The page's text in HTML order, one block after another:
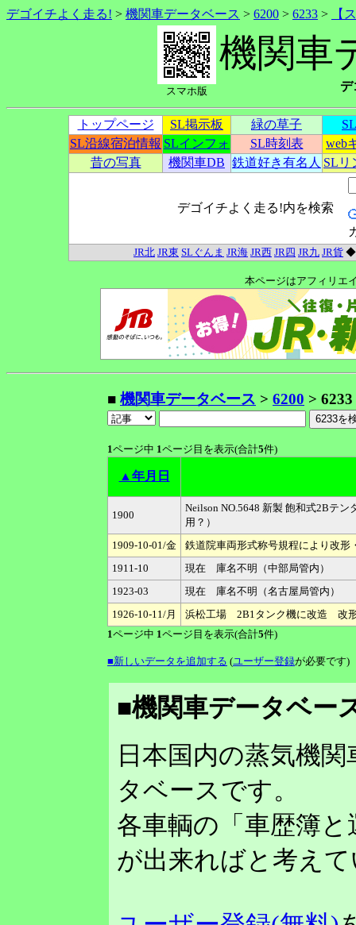
デゴイチよく走る! > 機関車データベース > 6200 > 6233 > 【
スマホ版
機関車
デ
トップページ SL掲示板 緑の草子
SL沿線宿泊情報 SLインフォ SL時刻表
web
昔の写真
機関車DB 鉄道好き有名人 SLリ
デゴイチよく走る!内を検索
JR北 JR東 SLぐんま JR海 JR西 JR四 JR九 JR貨
本ページはアフィリエ
■ 機関車データベース > 6200 > 6233
1ページ中 1ページ目を表示(合計5件)
▲年月日
1900
Neilson NO.5648 新製 飽和式2B
用？）
1909-10-01/金
鉄道院車両形式称号規程により
1911-10
現在 庫名不明（中部局管内）
1923-03
現在 庫名不明（名古屋局管内）
1926-10-11/月
浜松工場 2B1タンク機に改造
1ページ中 1ページ目を表示(合計5件)
■新しいデータを追加する (ユーザー登録が必要です)
■機関車データベー
日本国内の蒸気機
タベースです。
各車輌の「車歴簿
が出来ればと考え